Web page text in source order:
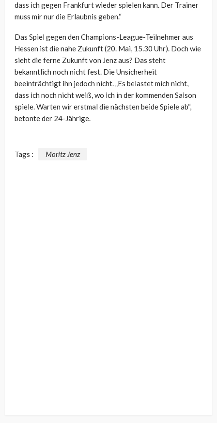
dass ich gegen Frankfurt wieder spielen kann. Der Trainer
muss mir nur die Erlaubnis geben.“
Das Spiel gegen den Champions-League-Teilnehmer aus
Hessen ist die nahe Zukunft (20. Mai, 15.30 Uhr). Doch wie
sieht die ferne Zukunft von Jenz aus? Das steht
bekanntlich noch nicht fest. Die Unsicherheit
beeinträchtigt ihn jedoch nicht. „Es belastet mich nicht,
dass ich noch nicht weiß, wo ich in der kommenden Saison
spiele. Warten wir erstmal die nächsten beide Spiele ab“,
betonte der 24-Jährige.
Tags : Moritz Jenz